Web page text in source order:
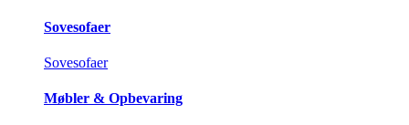
Sovesofaer
Sovesofaer
Møbler & Opbevaring